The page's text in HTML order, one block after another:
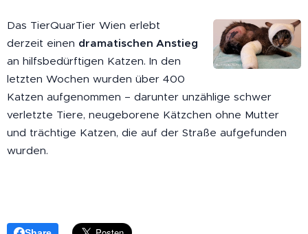
Das TierQuarTier Wien erlebt
derzeit einen dramatischen Anstieg
an hilfsbedürftigen Katzen. In den
letzten Wochen wurden über 400
Katzen aufgenommen – darunter unzählige schwer
verletzte Tiere, neugeborene Kätzchen ohne Mutter
und trächtige Katzen, die auf der Straße aufgefunden
wurden.